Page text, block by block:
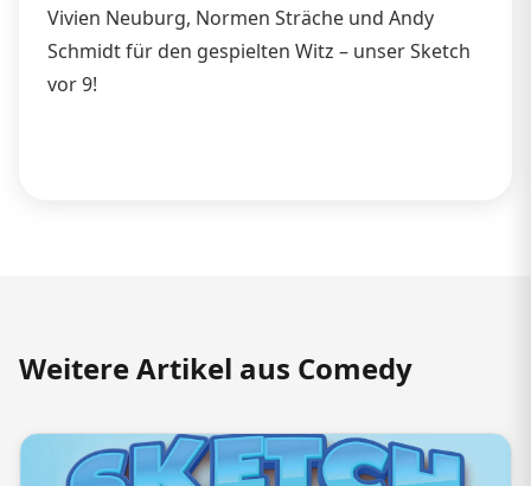
Vivien Neuburg, Normen Sträche und Andy
Schmidt für den gespielten Witz – unser Sketch
vor 9!
Weitere Artikel aus Comedy